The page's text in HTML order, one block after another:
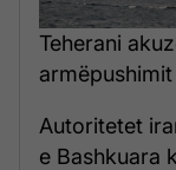
Teherani
Autoritetet
e Bashkuara